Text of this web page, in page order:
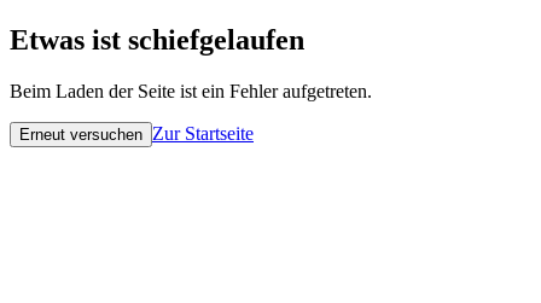
Etwas ist schiefgelaufen
Beim Laden der Seite ist ein Fehler aufgetreten.
Erneut versuchen Zur Startseite